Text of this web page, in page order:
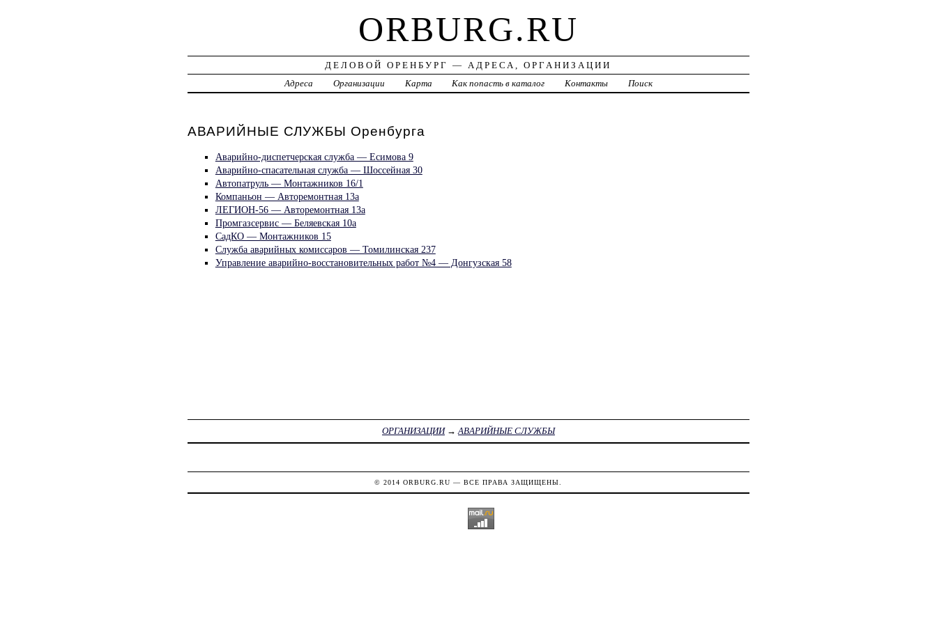
ORBURG.RU
ДЕЛОВОЙ ОРЕНБУРГ — АДРЕСА, ОРГАНИЗАЦИИ
Адреса
Организации Карта Как попасть в каталог Контакты Поиск
АВАРИЙНЫЕ СЛУЖБЫ Оренбурга
Аварийно-диспетчерская служба — Есимова 9
Аварийно-спасательная служба — Шоссейная 30
Автопатруль — Монтажников 16/1
Компаньон — Авторемонтная 13а
ЛЕГИОН-56 — Авторемонтная 13а
Промгазсервис — Беляевская 10а
СадКО — Монтажников 15
Служба аварийных комиссаров — Томилинская 237
Управление аварийно-восстановительных работ №4 — Донгузская 58
ОРГАНИЗАЦИИ→АВАРИЙНЫЕ СЛУЖБЫ
© 2014ORBURG.RU — ВСЕ ПРАВА ЗАЩИЩЕНЫ.